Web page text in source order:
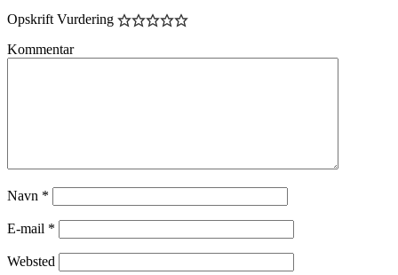
Opskrift Vurdering
Kommentar
Navn *
E-mail *
Websted